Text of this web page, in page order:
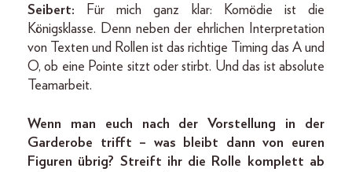
Seibert:
Für mich ganz klar: Komödie ist die
Königsklasse. Denn neben der ehrlichen Interpretation
von Texten und Rollen ist das richtige Timing das A und
O, ob eine Pointe sitzt oder stirbt. Und das ist absolute
Teamarbeit.
Wenn man euch nach der Vorstellung in der
Garderobe trifft – was bleibt dann von euren
Figuren übrig? Streift ihr die Rolle komplett ab